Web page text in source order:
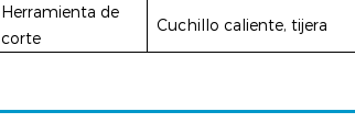
Herramienta de
corte
Cuchillo caliente, tijera